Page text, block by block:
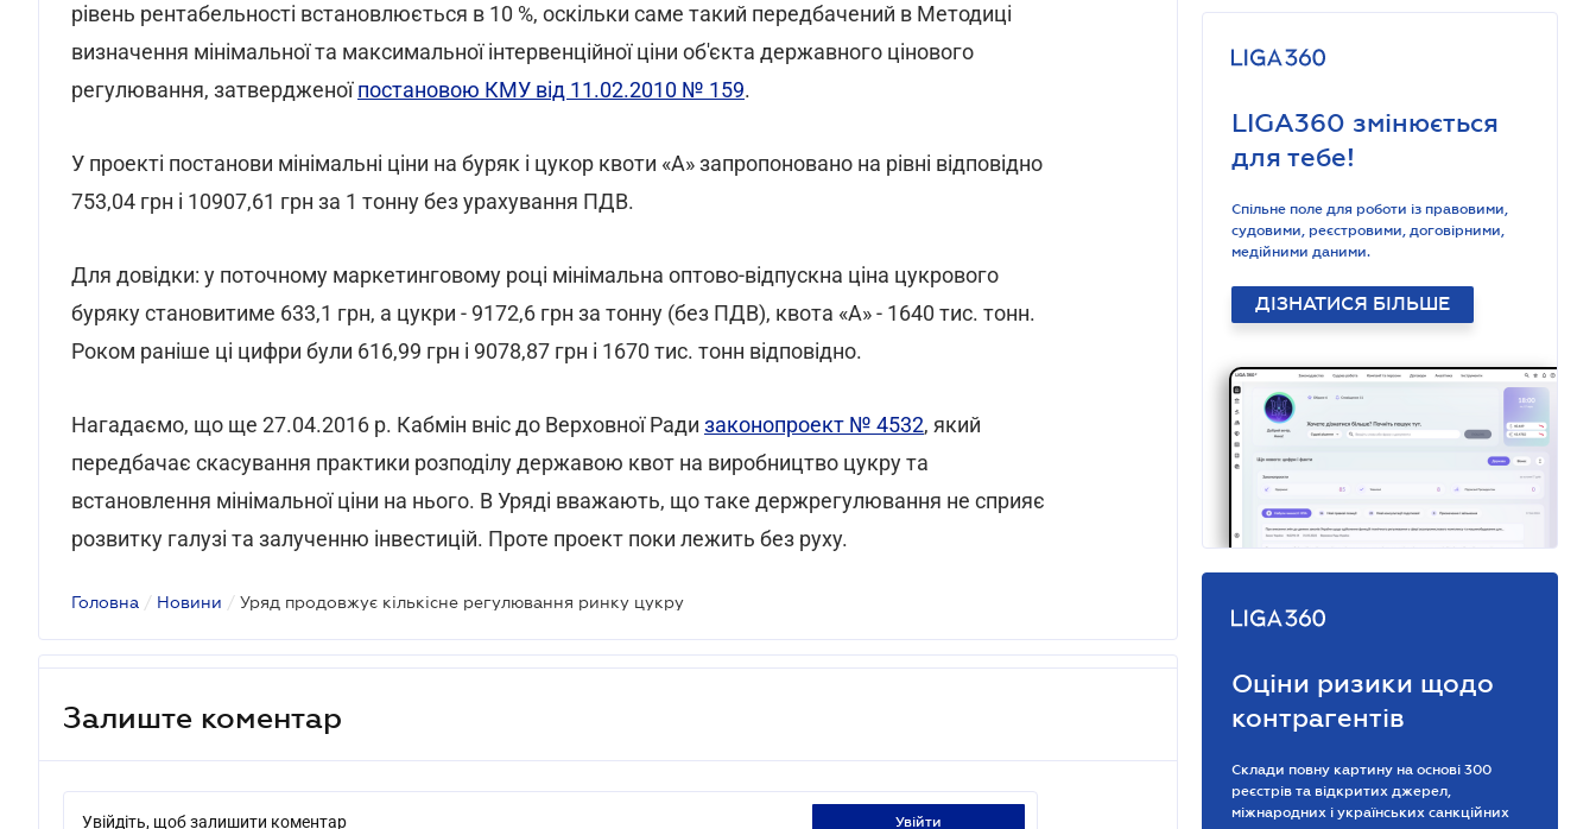
рівень рентабельності встановлюється в 10 %, оскільки саме такий передбачений в Методиці
визначення мінімальної та максимальної інтервенційної ціни об'єкта державного цінового
регулювання, затвердженоїпостановою КМУ від 11.02.2010 № 159.
У проекті постанови мінімальні ціни на буряк і цукор квоти «А» запропоновано на рівні відповідно
753,04 грн і 10907,61 грн за 1 тонну без урахування ПДВ.
Для довідки: у поточному маркетинговому році мінімальна оптово-відпускна ціна цукрового
буряку становитиме 633,1 грн, а цукри - 9172,6 грн за тонну (без ПДВ), квота «А» - 1640 тис. тонн.
Роком раніше ці цифри були 616,99 грн і 9078,87 грн і 1670 тис. тонн відповідно.
Нагадаємо, що ще 27.04.2016 р. Кабмін вніс до Верховної Ради законопроект № 4532, який
передбачає скасування практики розподілу державою квот на виробництво цукру та
встановлення мінімальної ціни на нього. В Уряді вважають, що таке держрегулювання не сприяє
розвитку галузі та залученню інвестицій. Проте проект поки лежить без руху.
Головна / Новини / Уряд продовжує кількісне регулювання ринку цукру
Залиште коментар
Увійдіть, щоб залишити коментар увійти
LIGA360 змінюється
для тебе!
Спільне поле для роботи із правовими,
судовими, реєстровими, договірними,
медійними даними.
ДІЗНАТИСЯ БІЛЬШЕ
Оціни ризики щодо
контрагентів
Склади повну картину на основі 300
реєстрів та відкритих джерел,
міжнародних і українських санкційних